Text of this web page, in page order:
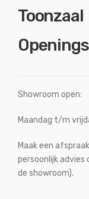
Toonzaal
Showroom open:
Maandag t/m
Maak een
persoonlijk advies
de showroom).